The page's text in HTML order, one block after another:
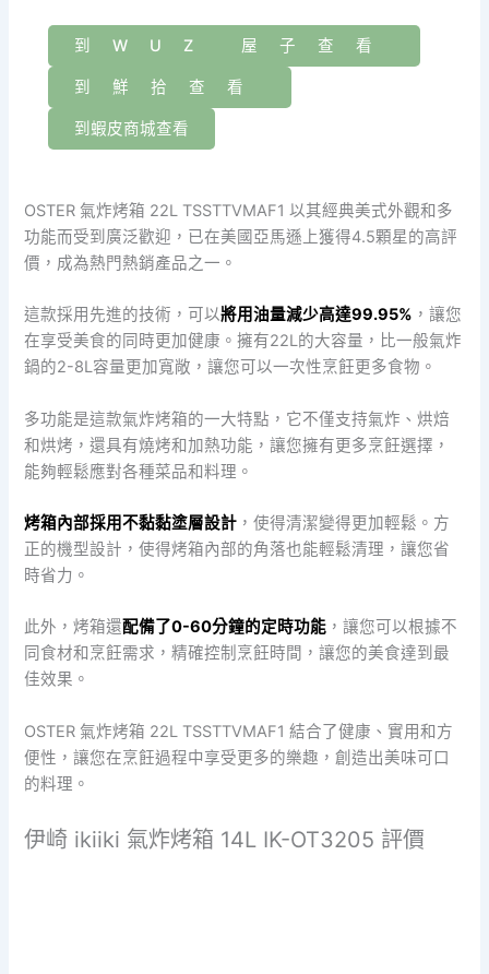
到WUZ 屋子查看
到鮮拾查看
到蝦皮商城查看
OSTER 氣炸烤箱 22L TSSTTVMAF1 以其經典美式外觀和多
功能而受到廣泛歡迎，已在美國亞馬遜上獲得4.5顆星的高評
價，成為熱門熱銷產品之一。
這款採用先進的技術，可以將用油量減少高達99.95% ，讓您
在享受美食的同時更加健康。擁有22L的大容量，比一般氣炸
鍋的2-8L容量更加寬敞，讓您可以一次性烹飪更多食物。
多功能是這款氣炸烤箱的一大特點，它不僅支持氣炸、烘焙
和烘烤，還具有燒烤和加熱功能，讓您擁有更多烹飪選擇，
能夠輕鬆應對各種菜品和料理。
烤箱內部採用不黏黏塗層設計 ，使得清潔變得更加輕鬆。方
正的機型設計，使得烤箱內部的角落也能輕鬆清理，讓您省
時省力。
此外，烤箱還配備了0-60分鐘的定時功能 ，讓您可以根據不
同食材和烹飪需求，精確控制烹飪時間，讓您的美食達到最
佳效果。
OSTER 氣炸烤箱 22L TSSTTVMAF1 結合了健康、實用和方
便性，讓您在烹飪過程中享受更多的樂趣，創造出美味可口
的料理。
伊崎 ikiiki 氣炸烤箱 14L IK-OT3205 評價